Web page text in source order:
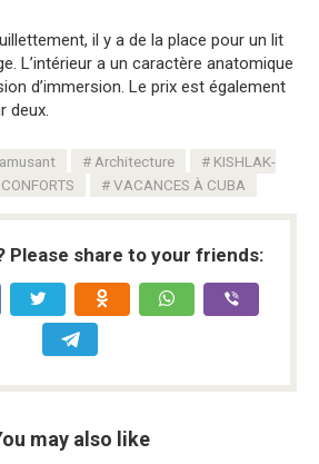
il y a de la place pour un lit
L’intérieur a un caractère anatomique
d’immersion. Le prix est également
deux.
amusant Architecture
KISHLAK-
VACANCES À CUBA
Please share to your friends:
may also like